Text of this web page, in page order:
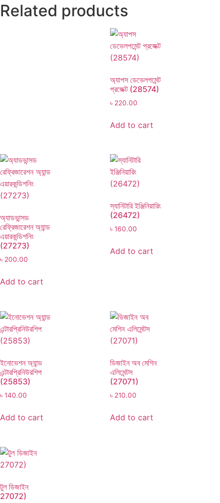
Related products
অ্যাপস ডেভেলপমেন্ট
প্রজেক্ট (28574)
৳ 220.00
Add to cart
অ্যাডভান্সড
রেফ্রিজারেশন অ্যান্ড
এয়ারকন্ডিশনিং
(27273)
৳ 200.00
Add to cart
স্যানিটারি ইঞ্জিনিয়ারিং
(26472)
৳ 160.00
Add to cart
ইনোভেশন অ্যান্ড
এন্টারপ্রিনিউরশিপ
(25853)
৳ 140.00
Add to cart
ডিজাইন অব মেশিন
এলিমেন্টস
(27071)
৳ 210.00
Add to cart
টুল ডিজাইন
27072)